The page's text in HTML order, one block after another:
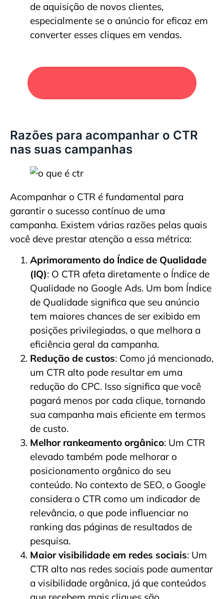
de aquisição de novos clientes,
especialmente se o anúncio for eficaz em
converter esses cliques em vendas.
Razões para acompanhar o CTR
nas suas campanhas
Acompanhar o CTR é fundamental para
garantir o sucesso contínuo de uma
campanha. Existem várias razões pelas quais
você deve prestar atenção a essa métrica:
Aprimoramento do Índice de Qualidade
(IQ): O CTR afeta diretamente o Índice de
Qualidade no Google Ads. Um bom Índice
de Qualidade significa que seu anúncio
tem maiores chances de ser exibido em
posições privilegiadas, o que melhora a
eficiência geral da campanha.
Redução de custos: Como já mencionado,
um CTR alto pode resultar em uma
redução do CPC. Isso significa que você
pagará menos por cada clique, tornando
sua campanha mais eficiente em termos
de custo.
Melhor rankeamento orgânico: Um CTR
elevado também pode melhorar o
posicionamento orgânico do seu
conteúdo. No contexto de SEO, o Google
considera o CTR como um indicador de
relevância, o que pode influenciar no
ranking das páginas de resultados de
pesquisa.
Maior visibilidade em redes sociais: Um
CTR alto nas redes sociais pode aumentar
a visibilidade orgânica, já que conteúdos